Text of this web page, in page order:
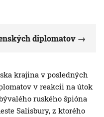
diplomatov
krajina v posledných
v reakcii na útok
ruského špióna
Salisbury, z ktorého